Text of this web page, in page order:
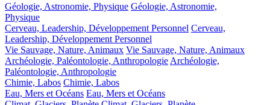
Géologie, Astronomie, Physique Géologie, Astronomie,
Physique
Cerveau, Leadership, Développement Personnel Cerveau,
Leadership, Développement Personnel
Vie Sauvage, Nature, Animaux Vie Sauvage, Nature, Animaux
Archéologie, Paléontologie, Anthropologie Archéologie,
Paléontologie, Anthropologie
Chimie, Labos Chimie, Labos
Eau, Mers et Océans Eau, Mers et Océans